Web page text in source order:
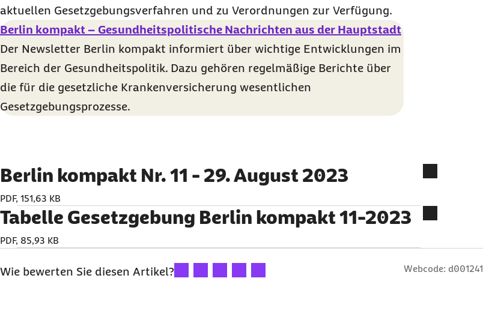
aktuellen Gesetzgebungsverfahren und zu Verordnungen zur Verfügung.
Berlin kompakt – Gesundheitspolitische Nachrichten aus der Hauptstadt
Der Newsletter Berlin kompakt informiert über wichtige Entwicklungen im
Bereich der Gesundheitspolitik. Dazu gehören regelmäßige Berichte über
die für die gesetzliche Krankenversicherung wesentlichen
Gesetzgebungsprozesse.
Berlin kompakt Nr. 11 - 29. August 2023
PDF, 151,63 KB
Tabelle Gesetzgebung Berlin kompakt 11-2023
PDF, 85,93 KB
Wie bewerten Sie diesen Artikel?Ihre Bewertung: 1 Stern
Ihre Bewertung: 2 Sterne
Ihre Bewertung: 3 Sterne
Ihre Bewertung: 4 Sterne
Ihre Bewertung: 5 Sterne Webcode: d001241